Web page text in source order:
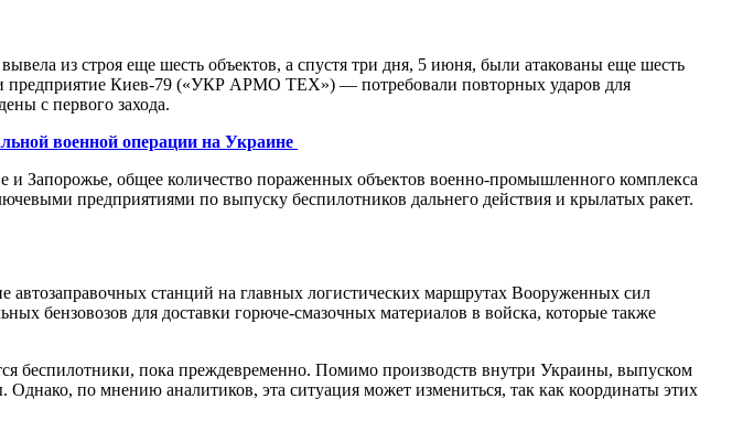
из строя еще шесть объектов, а спустя три дня, 5 июня, были атакованы еще шесть
и предприятие Киев-79 («УКР АРМО ТЕХ») — потребовали повторных ударов для
с первого захода.
военной операции на Украине
и Запорожье, общее количество пораженных объектов военно-промышленного комплекса
предприятиями по выпуску беспилотников дальнего действия и крылатых ракет.
станций на главных логистических маршрутах Вооруженных сил
бензовозов для доставки горюче-смазочных материалов в войска, которые также
беспилотники, пока преждевременно. Помимо производств внутри Украины, выпуском
по мнению аналитиков, эта ситуация может измениться, так как координаты этих